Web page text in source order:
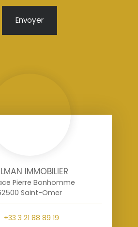
Envoyer
IMMOBILIER
Pierre Bonhomme
Saint-Omer
+33 3 21 88 89 19